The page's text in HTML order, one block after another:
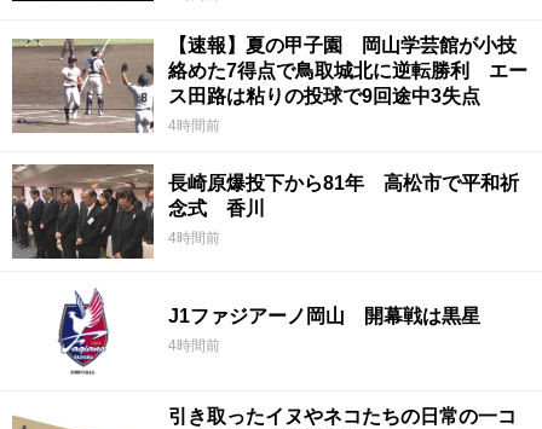
【速報】夏の甲子園 岡山学芸館が小技
絡めた7得点で鳥取城北に逆転勝利 エー
ス田路は粘りの投球で9回途中3失点
4時間前
長崎原爆投下から81年 高松市で平和祈
念式 香川
4時間前
J1ファジアーノ岡山 開幕戦は黒星
4時間前
引き取ったイヌやネコたちの日常の一コ